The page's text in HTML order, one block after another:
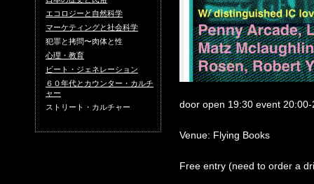
エコロジーと自然科学
マーケティングと社会科学
犯罪と拷問〜肉体と性
心理・教育
ビート・ジェネレーション
６０年代とカウンター・カルチ
ャー
ストリート・カルチャー
door open 19:30 event
Venue: Flying Books
Free entry (need to order a